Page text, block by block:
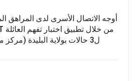
أوجه الاتصال الأسرى لدى المراهق
ل3 حالات بولاية البليدة (مركز مكافحة الإدمان)